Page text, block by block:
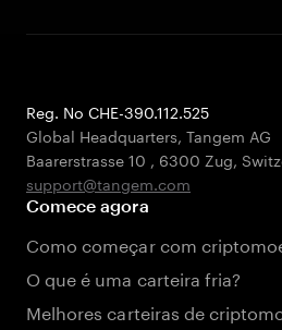
Reg. No CHE-390.112.525
Global Headquarters, Tangem AG
Baarerstrasse 10 , 6300 Zug,
support@tangem.com
Comece agora
Como começar com
O que é uma carteira fria?
Melhores carteiras de